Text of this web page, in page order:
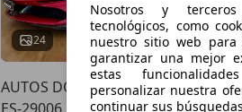
24
AUTOS DOMINGUEZ
Nosotros y
tecnológicos, como
nuestro sitio web para
garantizar una mejor
estas
personalizar nuestra
continuar sus